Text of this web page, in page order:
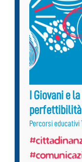
I Giovani e
perfettibilità
Percorsi educativi